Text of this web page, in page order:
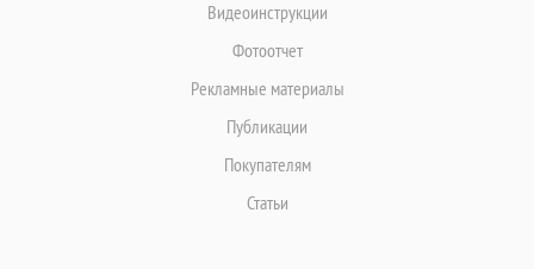
Видеоинструкции
Фотоотчет
Рекламные материалы
Публикации
Покупателям
Статьи